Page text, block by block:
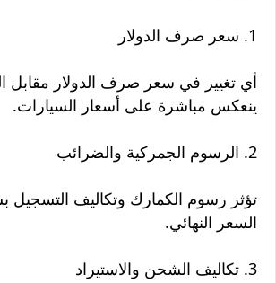
1. سعر صرف الدولار
أي تغيير في سعر صرف الدولار مقابل
ينعكس مباشرة على أسعار السيارات.
2. الرسوم الجمركية والضرائب
تؤثر رسوم الكمارك وتكاليف التسجيل
السعر النهائي.
3. تكاليف الشحن والاستيراد